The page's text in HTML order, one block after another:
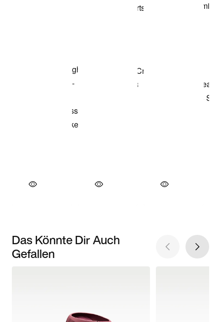
Das Könnte Dir Auch
Gefallen